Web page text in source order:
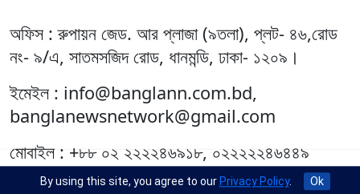
অফিস : রুপায়ন জেড. আর প্লাজা (৯তলা), প্লট- ৪৬,রোড
নং- ৯/এ, সাতমসজিদ রোড, ধানমন্ডি, ঢাকা- ১২০৯।
ইমেইল : info@banglann.com.bd,
banglanewsnetwork@gmail.com
মোবাইল : +৮৮ ০২ ২২২২৪৬৯১৮, ০২২২২২৪৬৪৪৯
By using this site, you agree to our Privacy Policy. Ok